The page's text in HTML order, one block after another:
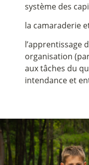
système des
la camaraderie
l’apprentissage
organisation
aux tâches du
intendance et